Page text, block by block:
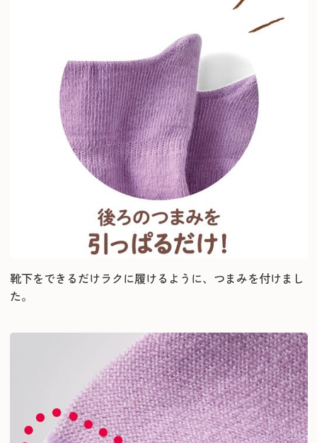
靴下をできるだけラクに履けるように、つまみを付けまし
た。